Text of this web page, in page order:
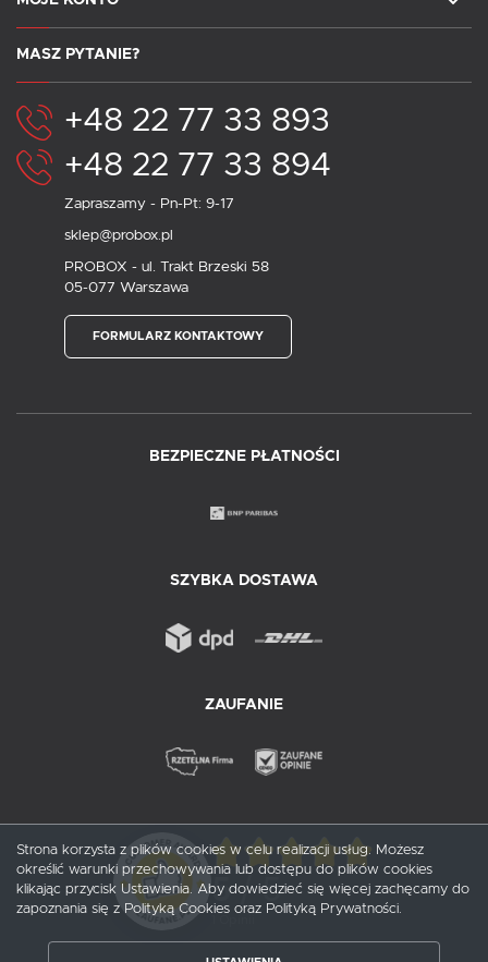
MASZ PYTANIE?
+48 22 77 33 893
+48 22 77 33 894
Zapraszamy - Pn-Pt: 9-17
sklep@probox.pl
PROBOX - ul. Trakt Brzeski 58
05-077 Warszawa
FORMULARZ KONTAKTOWY
BEZPIECZNE PŁATNOŚCI
SZYBKA DOSTAWA
ZAUFANIE
5/ 5
Strona korzysta z plików cookies w celu realizacji usług. Możesz
określić warunki przechowywania lub dostępu do plików cookies
klikając przycisk Ustawienia. Aby dowiedzieć się więcej zachęcamy do
zapoznania się z Polityką Cookies oraz Polityką Prywatności.